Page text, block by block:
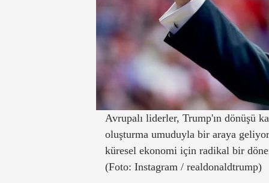
Avrupalı liderler, Trump'ın dönüşü
oluşturma umuduyla bir araya
küresel ekonomi için radikal bir
(Foto: Instagram / realdonaldtrump)